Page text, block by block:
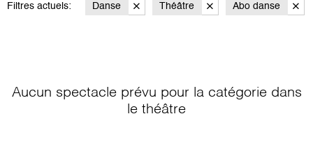
Filtres actuels: Danse Théâtre Abo danse
Aucun spectacle prévu pour la catégorie dans
le théâtre